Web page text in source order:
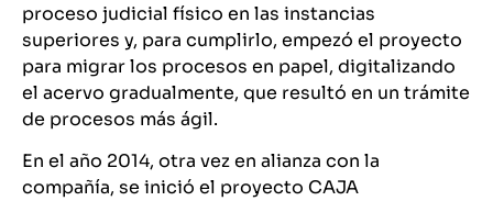
proceso judicial físico en las instancias
superiores y, para cumplirlo, empezó el proyecto
para migrar los procesos en papel, digitalizando
el acervo gradualmente, que resultó en un trámite
de procesos más ágil.
En el año 2014, otra vez en alianza con la
compañía, se inició el proyecto CAJA